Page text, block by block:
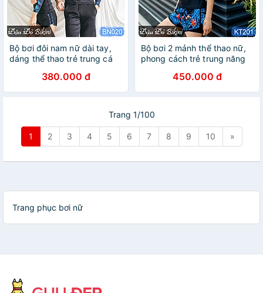
Bộ bơi đôi nam nữ dài tay,
dáng thể thao trẻ trung cá
cấp mịn mát | 020
380.000 đ
Bộ bơi 2 mảnh thể thao nữ,
phong cách trẻ trung năng
sooc đùi 2 lớp, chất đẹp dày
dặn (dùng bơi, gym, yoga,
450.000 đ
Trang 1/100
1 2 3 4 5 6 7 8 9 10 »
Trang phục bơi nữ